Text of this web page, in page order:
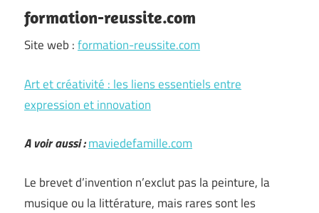
formation-reussite.com
Site web :formation-reussite.com
Art et créativité : les liens essentiels entre
expression et innovation
A voir aussi :maviedefamille.com
Le brevet d’invention n’exclut pas la peinture, la
musique ou la littérature, mais rares sont les